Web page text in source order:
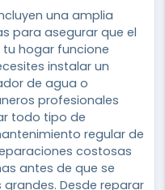
una amplia
para asegurar que el
hogar funcione
instalar un
de agua o
profesionales
todo tipo de
regular de
costosas
antes de que se
Desde reparar